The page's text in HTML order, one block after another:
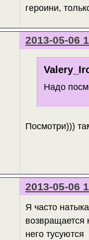
героини,
2013-05-06
Надо
Посмотри)))
2013-05-06
Я часто
возвращается
него тусуются